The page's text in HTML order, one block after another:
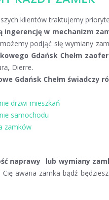
klientów traktujemy
ingerencję w mechanizm
podjąć się wymiany
Gdańsk Chełm
Dierre.
Gdańsk Chełm świadczy
drzwi mieszkań
samochodu
zamków
naprawy lub wymiany
Cię awaria zamka bądź